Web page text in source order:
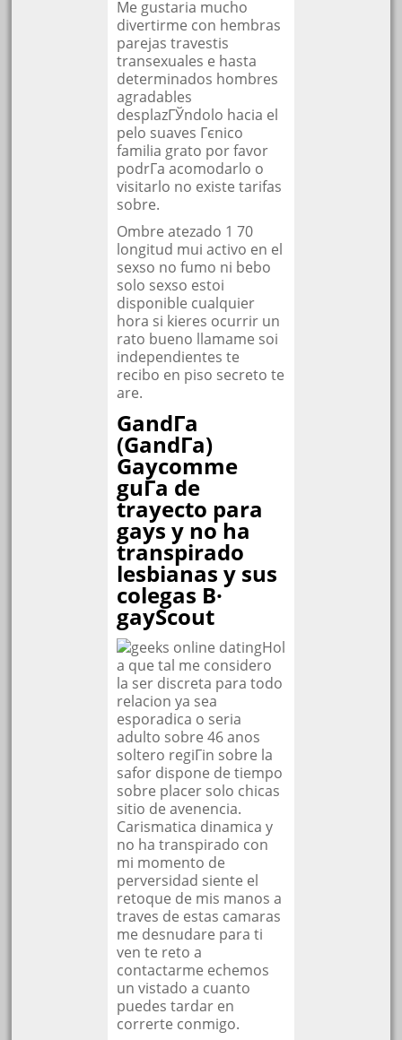
Me gustaria mucho
divertirme con hembras
parejas travestis
transexuales e hasta
determinados hombres
agradables
desplazГЎndolo hacia el
pelo suaves Гєnico
familia grato por favor
podrГ­a acomodarlo o
visitarlo no existe tarifas
sobre.
Ombre atezado 1 70
longitud mui activo en el
sexso no fumo ni bebo
solo sexso estoi
disponible cualquier
hora si kieres ocurrir un
rato bueno llamame soi
independientes te
recibo en piso secreto te
are.
GandГ­a
(GandГ­a)
Gaycomme
guГ­a de
trayecto para
gays y no ha
transpirado
lesbianas y sus
colegas В·
gayScout
Hol
a que tal me considero
la ser discreta para todo
relacion ya sea
esporadica o seria
adulto sobre 46 anos
soltero regiГіn sobre la
safor dispone de tiempo
sobre placer solo chicas
sitio de avenencia.
Carismatica dinamica y
no ha transpirado con
mi momento de
perversidad siente el
retoque de mis manos a
traves de estas camaras
me desnudare para ti
ven te reto a
contactarme echemos
un vistado a cuanto
puedes tardar en
correrte conmigo.